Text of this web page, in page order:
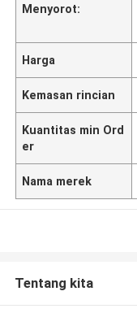
Menyorot:
Harga
Kemasan rincian
Kuantitas min Ord
er
Nama merek
Tentang kita